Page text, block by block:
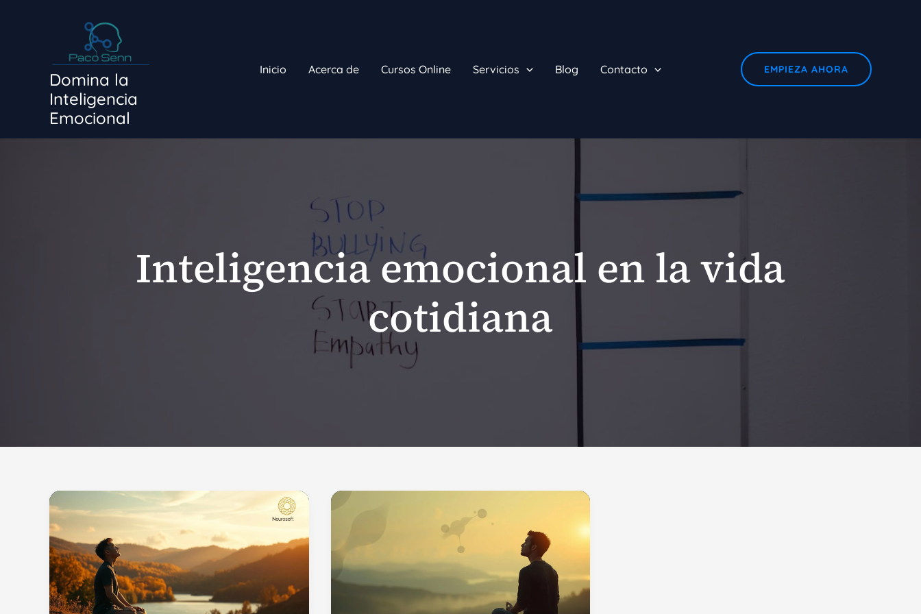
Domina la
Inteligencia
Emocional
Inicio Acerca de Cursos Online Servicios Blog Contacto EMPIEZA AHORA
Inteligencia emocional en la vida
cotidiana